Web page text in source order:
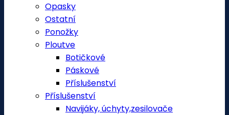
Opasky
Ostatní
Ponožky
Ploutve
Botičkové
Páskové
Příslušenství
Příslušenství
Navijáky, úchyty,zesilovače